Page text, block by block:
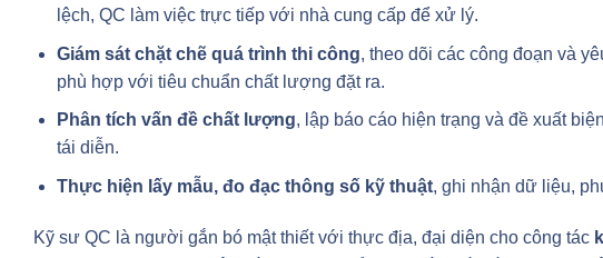
lệch, QC làm việc trực tiếp với nhà cung cấp để xử lý.
Giám sát chặt chẽ quá trình thi công, theo dõi các công đoạn và
phù hợp với tiêu chuẩn chất lượng đặt ra.
Phân tích vấn đề chất lượng, lập báo cáo hiện trạng và đề xuất
tái diễn.
Thực hiện lấy mẫu, đo đạc thông số kỹ thuật, ghi nhận dữ liệu,
Kỹ sư QC là người gắn bó mật thiết với thực địa, đại diện cho công tác